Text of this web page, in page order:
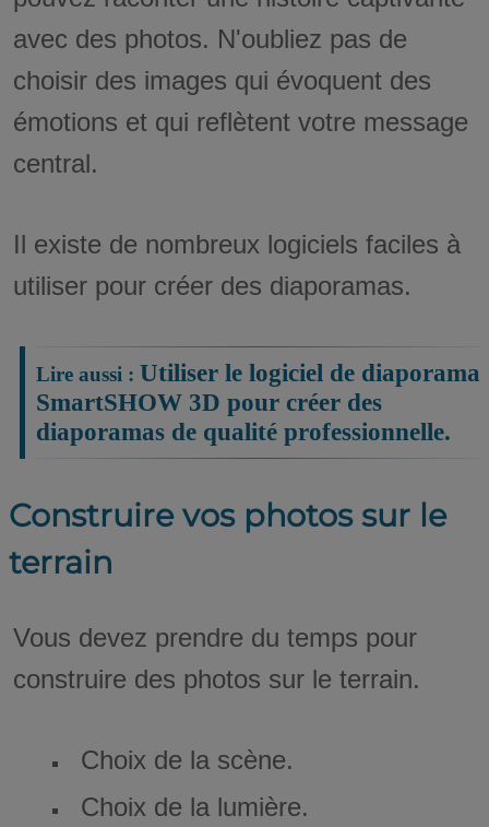
avec des photos. N'oubliez pas de
choisir des images qui évoquent des
émotions et qui reflètent votre message
central.
Il existe de nombreux logiciels faciles à
utiliser pour créer des diaporamas.
Utiliser le logiciel de diaporama
SmartSHOW 3D pour créer des
diaporamas de qualité professionnelle.
Construire vos photos sur le
terrain
Vous devez prendre du temps pour
construire des photos sur le terrain.
Choix de la scène.
Choix de la lumière.